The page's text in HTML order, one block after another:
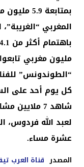
بمتابعة
المغربي
مليون مغربي
“الطوندونس”
كل يوم أحد على
شاهد 7
لعبد الله فردوس،
عشرة مساء.
المصدر قناة العرب